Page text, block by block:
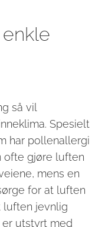
så vil
Spesielt
har pollenallergi
ofte gjøre luften
mens en
for at luften
luften jevnlig
er utstyrt med